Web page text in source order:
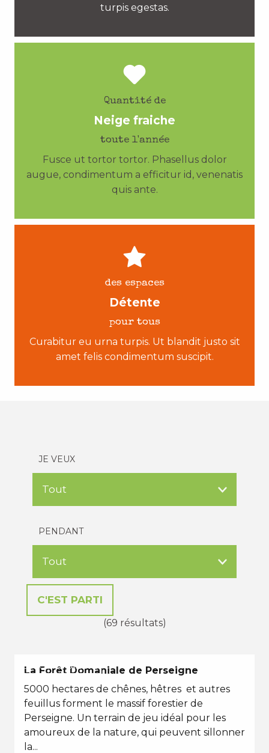
turpis egestas.
Quantité de
Neige fraiche
toute l'année
Fusce ut tortor tortor. Phasellus dolor
augue, condimentum a efficitur id, venenatis
quis ante.
des espaces
Détente
pour tous
Curabitur eu urna turpis. Ut blandit justo sit
amet felis condimentum suscipit.
JE VEUX
PENDANT
(69 résultats)
EN TOUTES SAISONS
La Forêt Domaniale de Perseigne
5000 hectares de chênes, hêtres et autres
feuillus forment le massif forestier de
Perseigne. Un terrain de jeu idéal pour les
amoureux de la nature, qui peuvent sillonner
la...